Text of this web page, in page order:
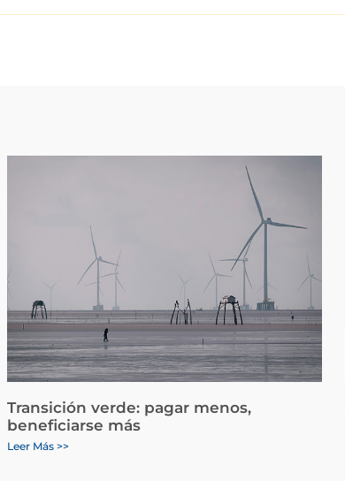
Transición verde: pagar menos,
beneficiarse más
Leer Más >>